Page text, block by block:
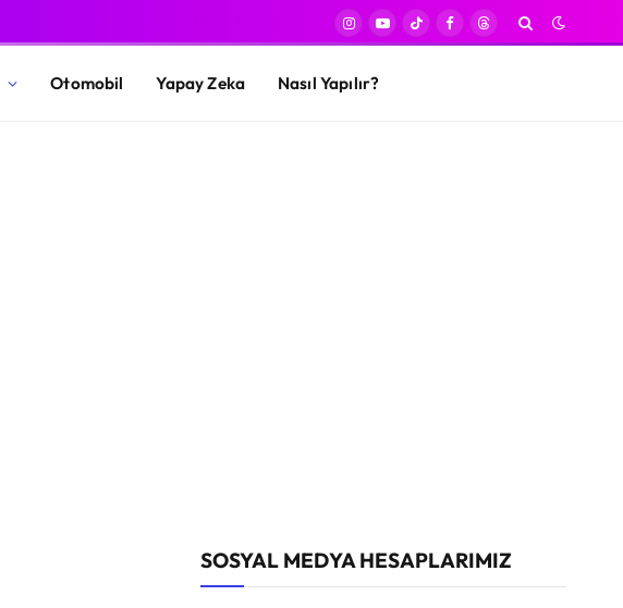
Instagram
YouTube
TikTokFacebook
Threads
Otomobil Yapay Zeka Nasıl Yapılır?
SOSYAL MEDYA HESAPLARIMIZ